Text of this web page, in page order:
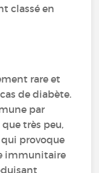
classé en
rare et
de diabète.
par
très peu,
provoque
immunitaire